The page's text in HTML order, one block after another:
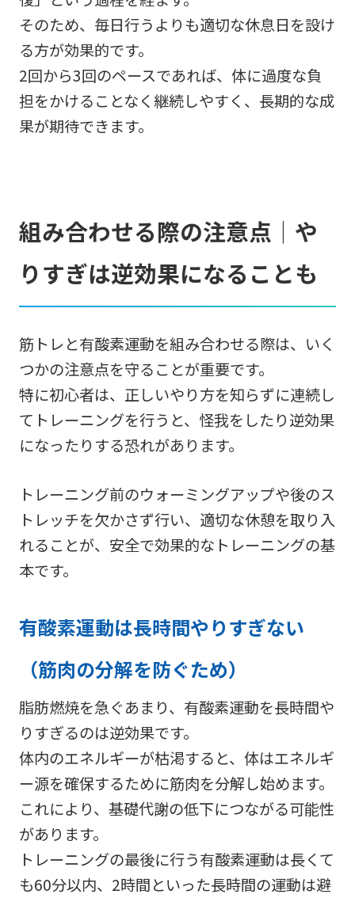
そのため、毎日行うよりも適切な休息日を設け
る方が効果的です。
2回から3回のペースであれば、体に過度な負
担をかけることなく継続しやすく、長期的な成
果が期待できます。
組み合わせる際の注意点｜や
りすぎは逆効果になることも
筋トレと有酸素運動を組み合わせる際は、いく
つかの注意点を守ることが重要です。
特に初心者は、正しいやり方を知らずに連続し
てトレーニングを行うと、怪我をしたり逆効果
になったりする恐れがあります。
トレーニング前のウォーミングアップや後のス
トレッチを欠かさず行い、適切な休憩を取り入
れることが、安全で効果的なトレーニングの基
本です。
有酸素運動は長時間やりすぎない
（筋肉の分解を防ぐため）
脂肪燃焼を急ぐあまり、有酸素運動を長時間や
りすぎるのは逆効果です。
体内のエネルギーが枯渇すると、体はエネルギ
ー源を確保するために筋肉を分解し始めます。
これにより、基礎代謝の低下につながる可能性
があります。
トレーニングの最後に行う有酸素運動は長くて
も60分以内、2時間といった長時間の運動は避